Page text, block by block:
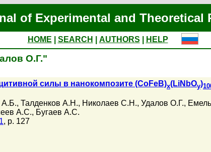
of Experimental and Theoretical
HOME SEARCH AUTHORS
HELP
О.Г."
силы в нанокомпозите (CoFeB)x(LiNbOy)
А.Б., Талденков А.Н., Николаев С.Н., Удалов О.Г.,
А.С., Бугаев А.С.
, p. 127